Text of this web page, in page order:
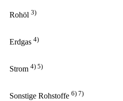
Rohöl 3)
Erdgas 4)
Strom 4) 5)
Sonstige Rohstoffe 6) 7)